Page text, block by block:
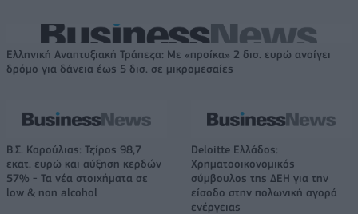
Ελληνική Αναπτυξιακή Τράπεζα: Με «προίκα» 2 δισ. ευρώ ανοίγει
δρόμο για δάνεια έως 5 δισ. σε μικρομεσαίες
Β.Σ. Καρούλιας: Τζίρος 98,7
εκατ. ευρώ και αύξηση κερδών
57% - Τα νέα στοιχήματα σε
low & non alcohol
Deloitte Ελλάδος:
Χρηματοοικονομικός
σύμβουλος της ΔΕΗ για την
είσοδο στην πολωνική αγορά
ενέργειας